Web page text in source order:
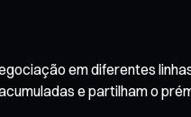
em diferentes
e partilham o